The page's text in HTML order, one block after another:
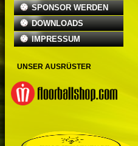
SPONSOR WERDEN
DOWNLOADS
IMPRESSUM
UNSER AUSRÜSTER